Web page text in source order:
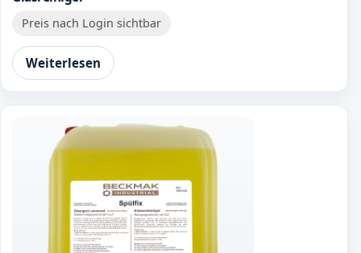
Preis nach Login sichtbar
Weiterlesen